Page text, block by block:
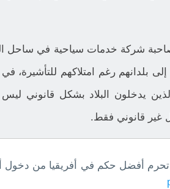
شركة خدمات سياحية في ساحل
إلى بلدانهم رغم امتلاكهم للتأشيرة،
الذين يدخلون البلاد بشكل قانوني
غير قانوني فقط.
تحرم أفضل حكم في أفريقيا من دخول